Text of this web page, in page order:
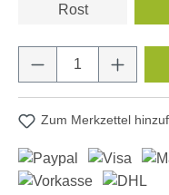
Rost
Produkt
Zum Merkzettel